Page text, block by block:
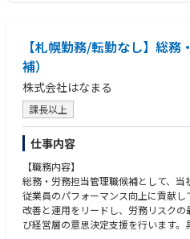
【人柄・コンピテンシー】
・周囲とコミュニケーションがスムー
・常に学ぶことを貪欲にできる
・積極的に自ら改善や新規プロジェク
・チームマネジメントに関し、積極的
・能動的、主体的に活動し、最後まで
ちの方
【札幌勤務/転勤なし】総
補）
株式会社はなまる
課長以上
仕事内容
【職務内容】
総務・労務担当管理職候補として、
従業員のパフォーマンス向上に貢献
改善と運用をリードし、労務リスク
び経営層の意思決定支援を行います。